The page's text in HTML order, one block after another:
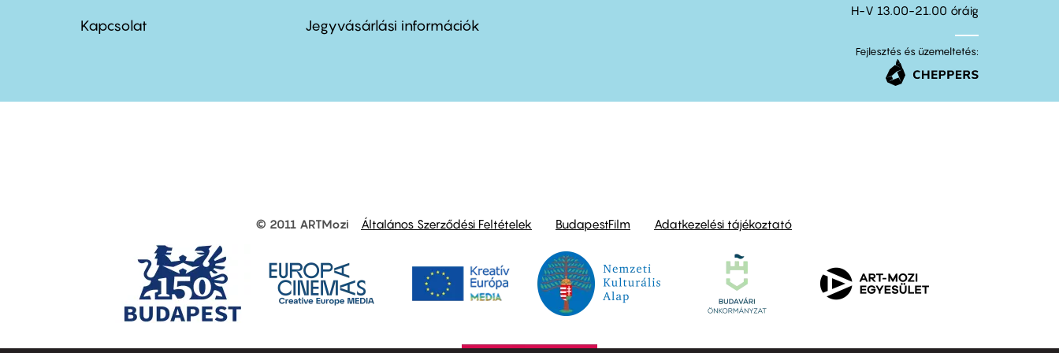
menu
Kapcsolat
menu
Jegyvásárlási információk
H-V 13.00-21.00 óráig
Fejlesztés és üzemeltetés:
other
© 2011 ARTMozi Általános Szerződési Feltételek BudapestFilm Adatkezelési tájékoztató